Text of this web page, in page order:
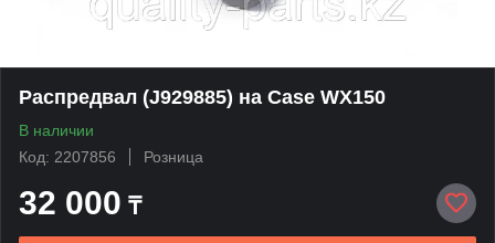
Распредвал (J929885) на Case WX150
В наличии
Код: 2207856
Розница
32 000 ₸